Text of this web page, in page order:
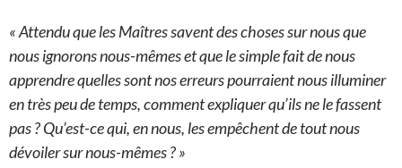
« Attendu que les Maîtres savent des choses sur nous que
nous ignorons nous-mêmes et que le simple fait de nous
apprendre quelles sont nos erreurs pourraient nous illuminer
en très peu de temps, comment expliquer qu’ils ne le fassent
pas ? Qu’est-ce qui, en nous, les empêchent de tout nous
dévoiler sur nous-mêmes ? »